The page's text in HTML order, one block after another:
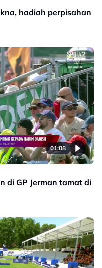
hadiah perpisahan
01:08
di GP Jerman tamat di